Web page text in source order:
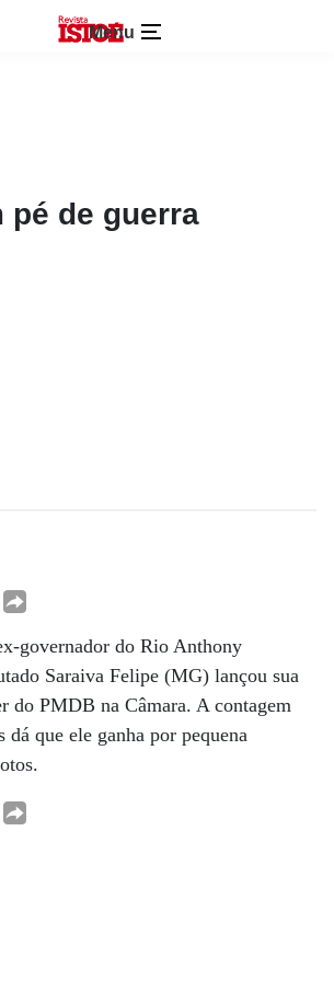
Menu
pé de guerra
governador do Rio Anthony
Saraiva Felipe (MG) lançou sua
do PMDB na Câmara. A contagem
dá que ele ganha por pequena